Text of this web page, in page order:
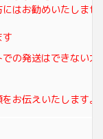
はお勧めいたしませ
の発送はできない大
お伝えいたします。